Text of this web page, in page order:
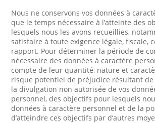
Nous ne conservons vos données à
que le temps nécessaire à l’atteinte des
lesquels nous les avons recueillies,
satisfaire à toute exigence légale, fiscale,
rapport. Pour déterminer la période de
nécessaire des données à caractère
compte de leur quantité, nature et
risque potentiel de préjudice résultant de
la divulgation non autorisée de vos
personnel, des objectifs pour lesquels
données à caractère personnel et de la
d’atteindre ces objectifs par d’autres